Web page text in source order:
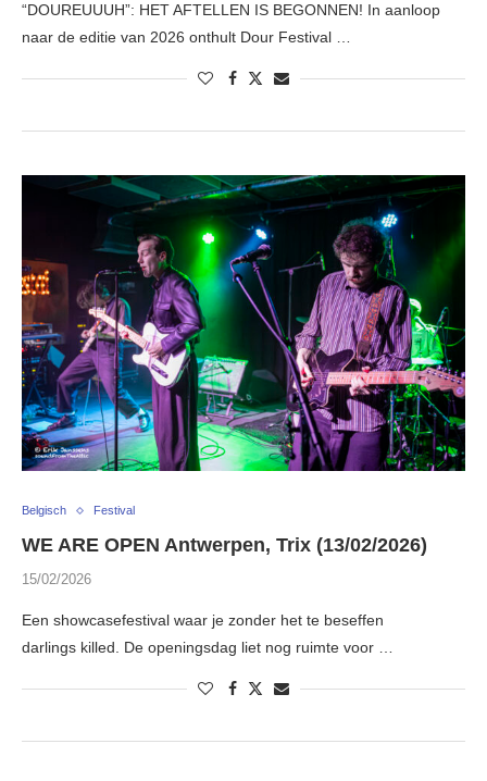
“DOUREUUUH”: HET AFTELLEN IS BEGONNEN! In aanloop
naar de editie van 2026 onthult Dour Festival …
Belgisch Festival
WE ARE OPEN Antwerpen, Trix (13/02/2026)
15/02/2026
Een showcasefestival waar je zonder het te beseffen
darlings killed. De openingsdag liet nog ruimte voor …